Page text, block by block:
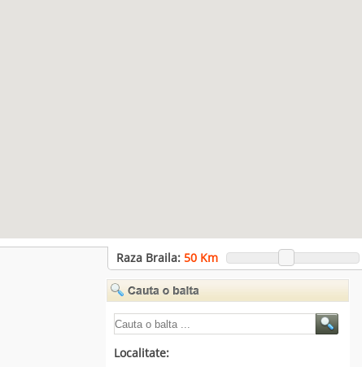
Raza Braila: 50 Km
Localitate: